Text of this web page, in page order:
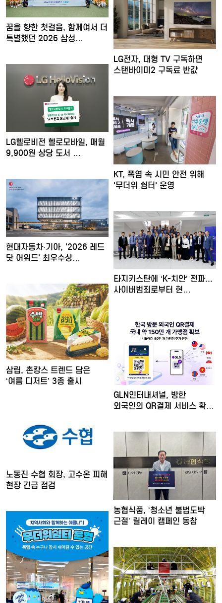
꿈을 향한 첫걸음, 함께여서 더
특별했던 2026 삼성…
LG전자, 대형 TV 구독하면
스탠바이미2 구독료 반값
LG헬로비전 헬로모바일, 매월
9,900원 상당 도서 …
KT, 폭염 속 시민 안전 위해
'무더위 쉼터' 운영
현대자동차·기아, '2026 레드
닷 어워드' 최우수상…
타지키스탄에 ‘K-치안’ 전파...
사이버범죄로부터 현…
삼립, 촌캉스 트렌드 담은
‘여름 디저트’ 3종 출시
GLN인터내셔널, 방한
외국인의 QR결제 서비스 확장
노동진 수협 회장, 고수온 피해
현장 긴급 점검
농협식품, ‘청소년 불법도박
근절’ 릴레이 캠페인 동참